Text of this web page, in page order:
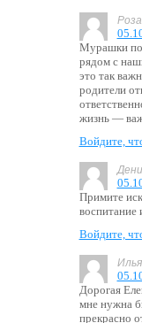
Роза
Мурашки по
рядом с
это так
родители
жизнь —
Войдите,
Примите
Войдите,
Илья
Дорогая
мне нужна
прекрасно